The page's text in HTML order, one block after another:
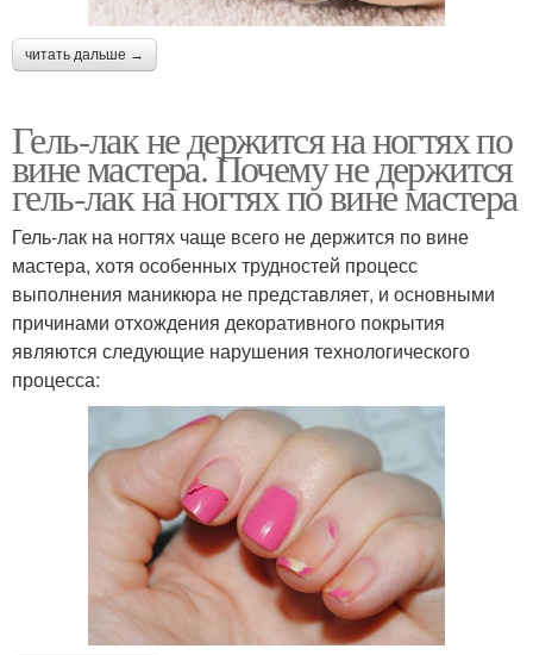
читать дальше →
Гель-лак не держится на ногтях по
вине мастера. Почему не держится
гель-лак на ногтях по вине мастера
Гель-лак на ногтях чаще всего не держится по вине
мастера, хотя особенных трудностей процесс
выполнения маникюра не представляет, и основными
причинами отхождения декоративного покрытия
являются следующие нарушения технологического
процесса: